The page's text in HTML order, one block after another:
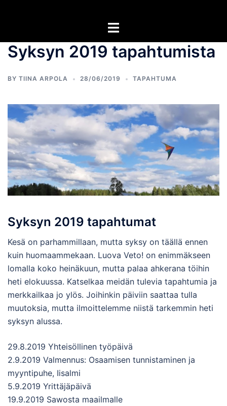
Toggle
Syksyn 2019 tapahtumista
BY TIINA ARPOLA 28/06/2019 TAPAHTUMA
Syksyn 2019 tapahtumat
Kesä on parhammillaan, mutta syksy on täällä ennen
kuin huomaammekaan. Luova Veto! on enimmäkseen
lomalla koko heinäkuun, mutta palaa ahkerana töihin
heti elokuussa. Katselkaa meidän tulevia tapahtumia ja
merkkailkaa jo ylös. Joihinkin päiviin saattaa tulla
muutoksia, mutta ilmoittelemme niistä tarkemmin heti
syksyn alussa.
29.8.2019 Yhteisöllinen työpäivä
2.9.2019 Valmennus: Osaamisen tunnistaminen ja
myyntipuhe, Iisalmi
5.9.2019 Yrittäjäpäivä
19.9.2019 Sawosta maailmalle